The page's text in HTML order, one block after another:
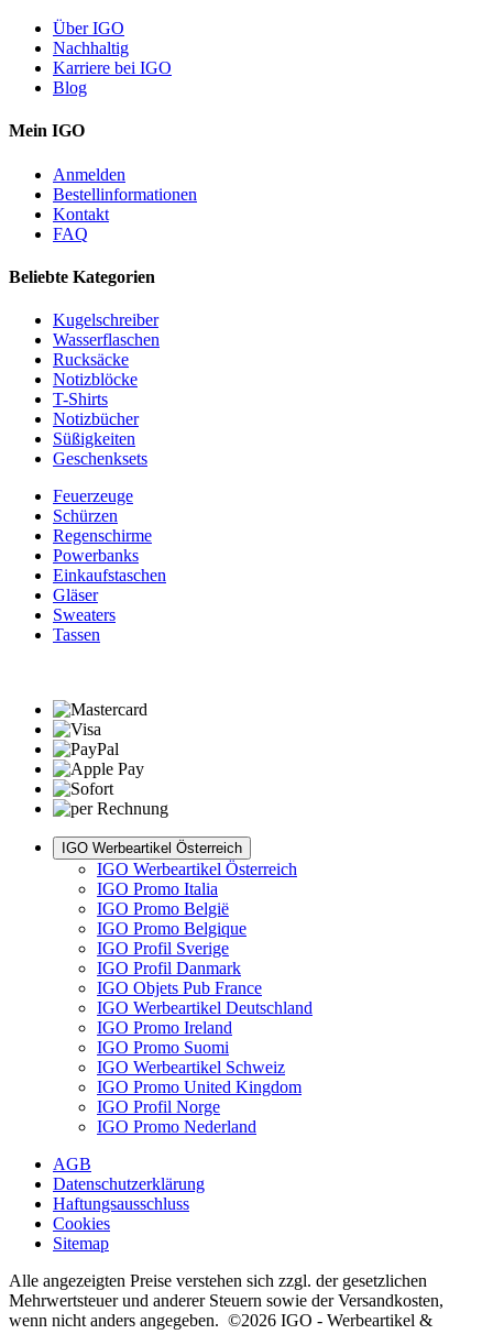
Über IGO
Nachhaltig
Karriere bei IGO
Blog
Mein IGO
Anmelden
Bestellinformationen
Kontakt
FAQ
Beliebte Kategorien
Kugelschreiber
Wasserflaschen
Rucksäcke
Notizblöcke
T-Shirts
Notizbücher
Süßigkeiten
Geschenksets
Feuerzeuge
Schürzen
Regenschirme
Powerbanks
Einkaufstaschen
Gläser
Sweaters
Tassen
IGO Werbeartikel Österreich
IGO Werbeartikel Österreich
IGO Promo Italia
IGO Promo België
IGO Promo Belgique
IGO Profil Sverige
IGO Profil Danmark
IGO Objets Pub France
IGO Werbeartikel Deutschland
IGO Promo Ireland
IGO Promo Suomi
IGO Werbeartikel Schweiz
IGO Promo United Kingdom
IGO Profil Norge
IGO Promo Nederland
AGB
Datenschutzerklärung
Haftungsausschluss
Cookies
Sitemap
Alle angezeigten Preise verstehen sich zzgl. der gesetzlichen
Mehrwertsteuer und anderer Steuern sowie der Versandkosten,
wenn nicht anders angegeben. ©2026 IGO - Werbeartikel &